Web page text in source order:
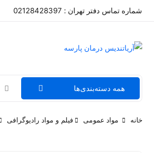
شماره تماس دفتر تهران : 02128428397
همه دسته‌بندی‌ها
خانه مواد عمومی فیلم و مواد رادیوگرافی